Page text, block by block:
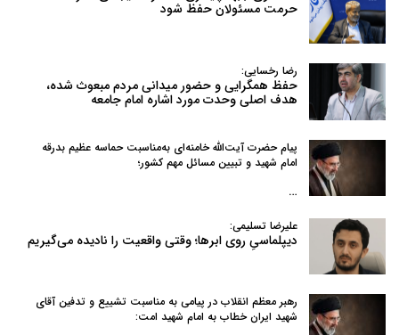
حرمت مسئولان حفظ شود
رضا رخسایی:
حفظ همگرایی و حضور میدانی مردم مبعوث شده،
هدف اصلی وحدت مورد اشاره امام جامعه
پیام حضرت آیت‌الله خامنه‌ای به‌مناسبت حماسه عظیم بدرقه
امام شهید و تبیین مسائل مهم کشور؛
…
علیرضا تسلیمی:
دیپلماسیِ روی ابرها؛ وقتی واقعیت را نادیده می‌گیریم
رهبر معظم انقلاب در پیامی به‌ مناسبت تشییع و تدفین آقای
شهید ایران خطاب به امام شهید امت: